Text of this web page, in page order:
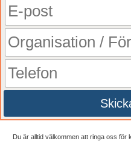
Du är alltid välkommen att ringa oss för